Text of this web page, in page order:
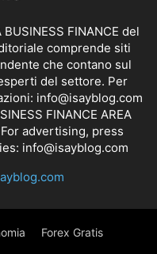
FINANCE del
comprende siti
che contano sul
del settore. Per
info@isayblog.com
FINANCE AREA
advertising, press
info@isayblog.com
Forex Gratis